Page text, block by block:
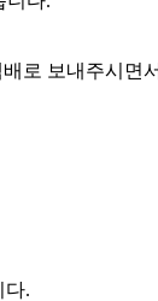
로 보내주시면
다.